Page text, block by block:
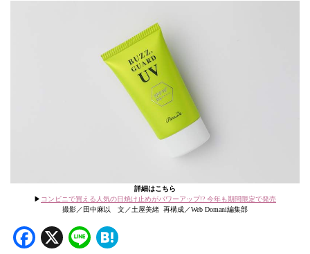
詳細はこちら
▶︎ コンビニで買える人気の日焼け止めがパワーアップ!? 今年も期間限定で発売
撮影／田中麻以 文／土屋美緒 再構成／Web Domani編集部
Facebook
X Line